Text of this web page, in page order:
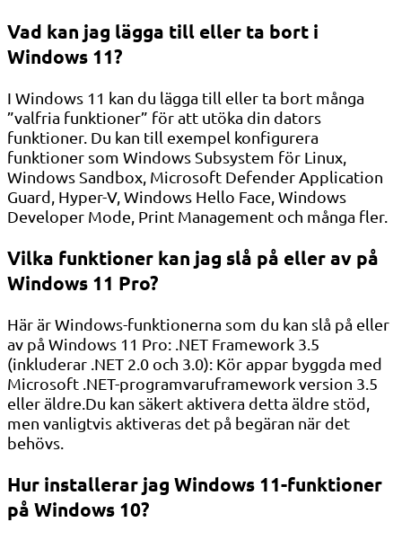
Vad kan jag lägga till eller ta bort i
Windows 11?
I Windows 11 kan du lägga till eller ta bort många
”valfria funktioner” för att utöka din dators
funktioner. Du kan till exempel konfigurera
funktioner som Windows Subsystem för Linux,
Windows Sandbox, Microsoft Defender Application
Guard, Hyper-V, Windows Hello Face, Windows
Developer Mode, Print Management och många fler.
Vilka funktioner kan jag slå på eller av på
Windows 11 Pro?
Här är Windows-funktionerna som du kan slå på eller
av på Windows 11 Pro: .NET Framework 3.5
(inkluderar .NET 2.0 och 3.0): Kör appar byggda med
Microsoft .NET-programvaruframework version 3.5
eller äldre.Du kan säkert aktivera detta äldre stöd,
men vanligtvis aktiveras det på begäran när det
behövs.
Hur installerar jag Windows 11-funktioner
på Windows 10?